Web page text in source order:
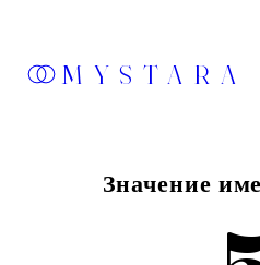
MYSTARA
Значение